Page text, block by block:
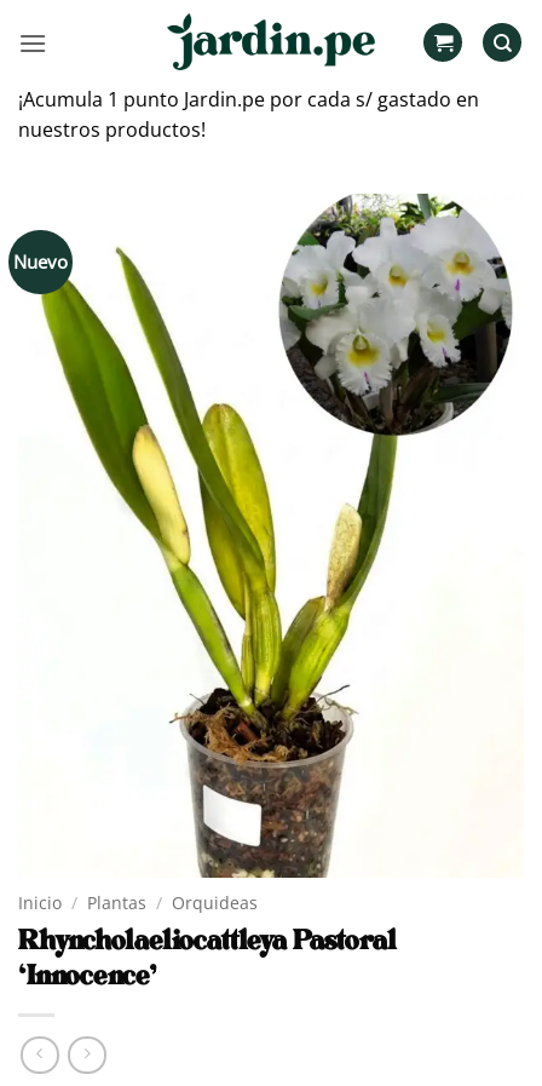
¡Acumula 1 punto Jardin.pe por cada s/ gastado en
nuestros productos!
Nuevo
Inicio / Plantas / Orquideas
Rhyncholaeliocattleya Pastoral
‘Innocence’